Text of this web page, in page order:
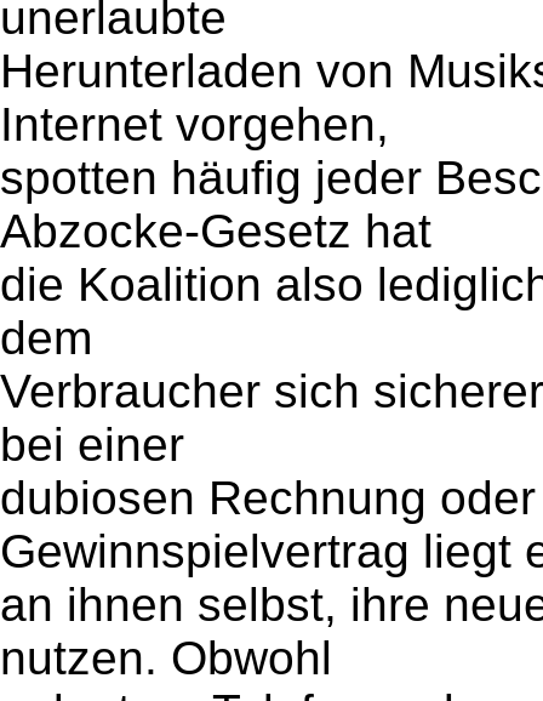
unerlaubte
Herunterladen von
Internet vorgehen,
spotten häufig jeder
Abzocke-Gesetz hat
die Koalition also
dem
Verbraucher sich
bei einer
dubiosen Rechnung
Gewinnspielvertrag liegt
an ihnen selbst, ihre
nutzen. Obwohl